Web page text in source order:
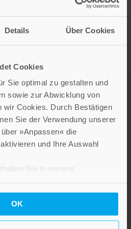
Details Über Cookies
Cookies
Sie optimal zu gestalten und
sowie zur Abwicklung von
wir Cookies. Durch Bestätigen
Sie der Verwendung unserer
»Anpassen« die
und Ihre Auswahl
Sie in unserer
OK